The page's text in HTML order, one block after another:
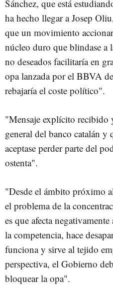
Sánchez, que está
ha hecho llegar a Josep
que un movimiento
núcleo duro que blindase a
no deseados facilitaría en
opa lanzada por el BBVA
rebajaría el coste político".
"Mensaje explícito recibido
general del banco catalán
aceptase perder parte del
ostenta".
"Desde el ámbito próximo
el problema de la
es que afecta
la competencia, hace
funciona y sirve al tejido
perspectiva, el Gobierno
bloquear la opa".